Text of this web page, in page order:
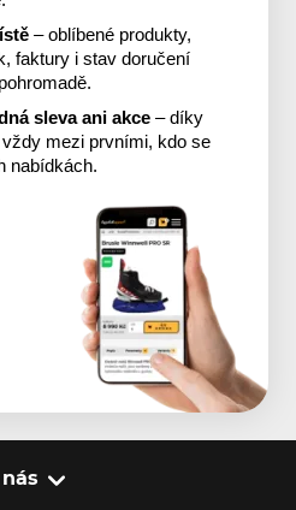
– oblíbené produkty,
faktury i stav doručení
sleva ani akce – díky
mezi prvními, kdo se
nabídkách.